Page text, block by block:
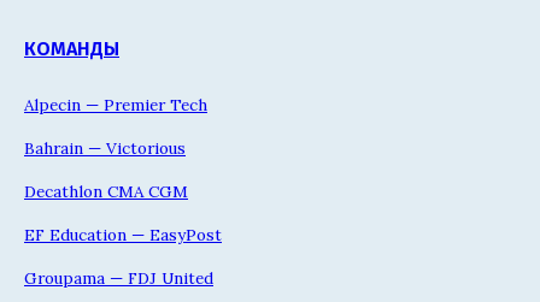
КОМАНДЫ
Alpecin — Premier Tech
Bahrain — Victorious
Decathlon CMA CGM
EF Education — EasyPost
Groupama — FDJ United